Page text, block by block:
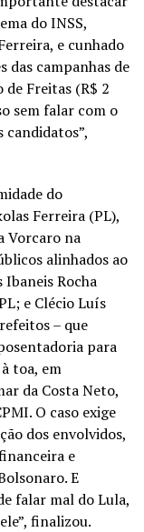
do INSS,
e cunhado
das campanhas de
Freitas (R$ 2
sem falar com o
do
Ferreira (PL),
Vorcaro na
alinhados ao
Rocha
e Clécio Luís
– que
para
toa, em
da Costa Neto,
O caso exige
dos envolvidos,
e
E
falar mal do Lula,
finalizou.